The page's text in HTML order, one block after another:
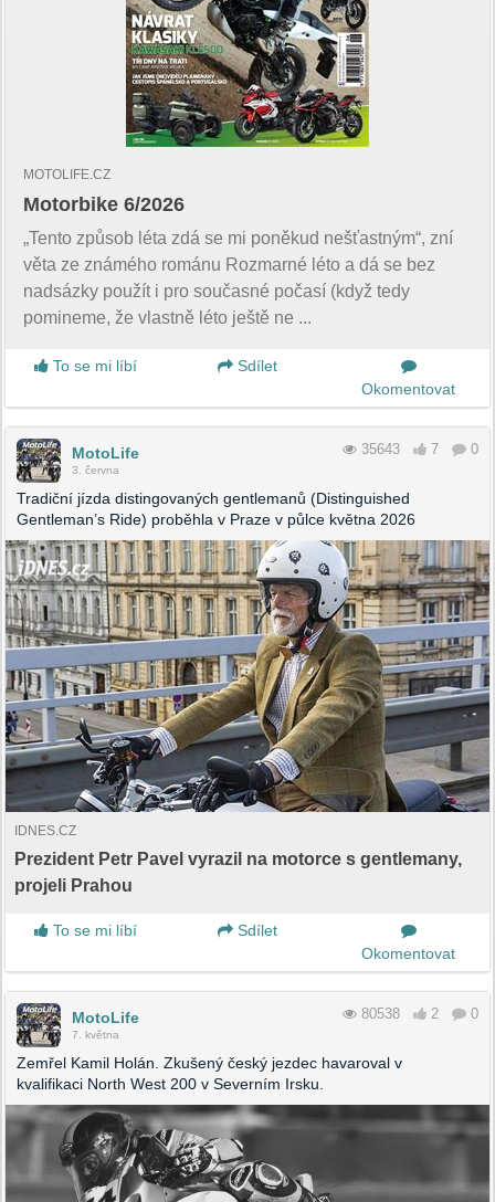
MOTOLIFE.CZ
Motorbike 6/2026
„Tento způsob léta zdá se mi poněkud nešťastným“, zní
věta ze známého románu Rozmarné léto a dá se bez
nadsázky použít i pro současné počasí (když tedy
pomineme, že vlastně léto ještě ne ...
To se mi líbí
Sdílet
Okomentovat
MotoLife
3. června
35643 7 0
Tradiční jízda distingovaných gentlemanů (Distinguished
Gentleman’s Ride) proběhla v Praze v půlce května 2026
IDNES.CZ
Prezident Petr Pavel vyrazil na motorce s gentlemany,
projeli Prahou
To se mi líbí
Sdílet
Okomentovat
MotoLife
7. května
80538 2 0
Zemřel Kamil Holán. Zkušený český jezdec havaroval v
kvalifikaci North West 200 v Severním Irsku.